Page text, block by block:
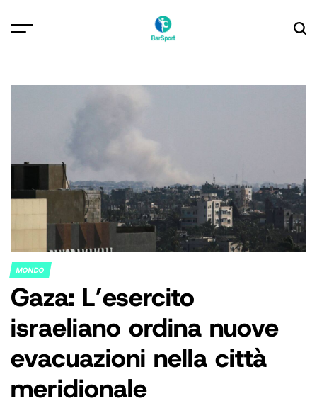
POSTED
IN
MONDO
Gaza: L’esercito
israeliano ordina nuove
evacuazioni nella città
meridionale